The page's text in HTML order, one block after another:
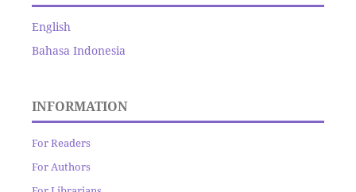
English
Bahasa Indonesia
INFORMATION
For Readers
For Authors